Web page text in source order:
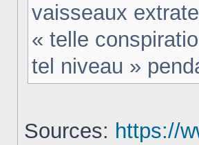
vaisseaux
« telle
tel niveau »
Sources: https://